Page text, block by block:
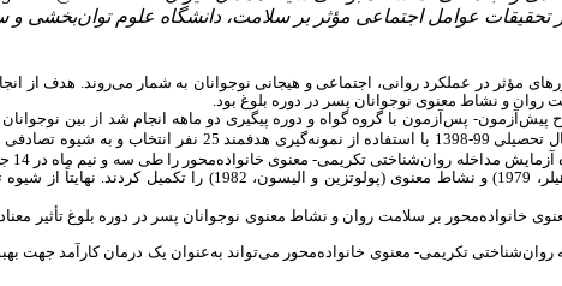
تحقیقات عوامل اجتماعی مؤثر بر سلامت، دانشگاه علوم توان‌بخشی و
مؤثر در عملکرد روانی، اجتماعی و هیجانی نوجوانان به شمار می‌روند. هدف از
روان و نشاط معنوی نوجوانان پسر در دوره بلوغ بود.
پیش‌آزمون- پس‌آزمون با گروه گواه و دوره پیگیری دو ماهه انجام شد از بین
استفاده از نمونه‌گیری هدفمند
آزمایش مداخله روان‌شناختی تکریمی- معنوی خانواده‌محور
، 1979
)و نشاط معنوی (پولوتزین و الیسون، 1982) را تکمیل کردند. نهایتاً
از شیوه
خانواده‌محور بر سلامت روان و نشاط معنوی نوجوانان پسر در دوره بلوغ تأثیر
روان‌شناختی تکریمی- معنوی خانواده‌محور می‌تواند به‌عنوان یک درمان کارآمد جهت